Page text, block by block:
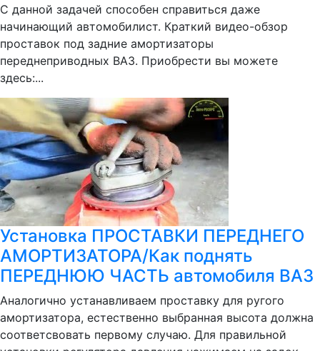
С данной задачей способен справиться даже
начинающий автомобилист. Краткий видео-обзор
проставок под задние амортизаторы
переднеприводных ВАЗ. Приобрести вы можете
здесь:...
Установка ПРОСТАВКИ ПЕРЕДНЕГО
АМОРТИЗАТОРА/Как поднять
ПЕРЕДНЮЮ ЧАСТЬ автомобиля ВАЗ
Аналогично устанавливаем проставку для ругого
амортизатора, естественно выбранная высота должна
соответсвовать первому случаю. Для правильной